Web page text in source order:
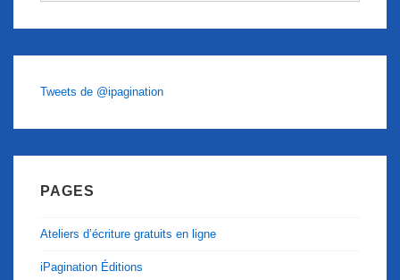
Tweets de @ipagination
PAGES
Ateliers d’écriture gratuits en ligne
iPagination Éditions